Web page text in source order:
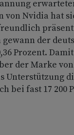
von Nvidia hat
gewann der
Prozent.
der Marke von
Unterstützung
bei fast 17 200